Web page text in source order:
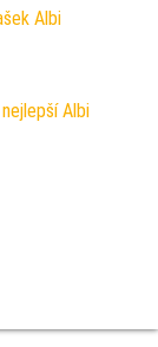
Albi
Albi